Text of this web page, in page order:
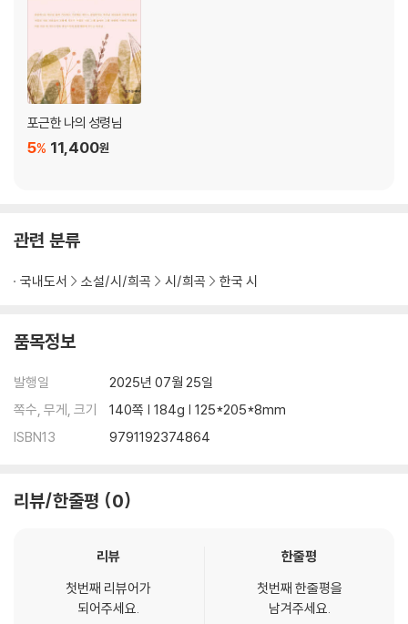
접시
장롱의 역사
빨간 우체통
햇살 한 줌 담는데 일생이 갔다
기억의 끝에서 걸려 오는 전화
3부
우리 집 미친 대추나무
門, 問,聞
바다그림자
붉은 산수유의 겨울
나이테
목백일홍의 꿈
아무도 몰래2
어둠은 어둠이 아니다
포근한 나의 성령님
11,400원
5%
관련 분류
국내도서 소설/시/희곡 시/희곡 한국 시
품목정보
발행일
2025년 07월 25일
쪽수, 무게, 크기
140쪽 | 184g | 125*205*8mm
ISBN13
9791192374864
리뷰/한줄평 0
리뷰
첫번째 리뷰어가
되어주세요.
한줄평
첫번째 한줄평을
남겨주세요.